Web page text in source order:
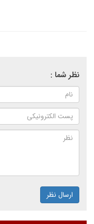
نظر شما :
ارسال نظر